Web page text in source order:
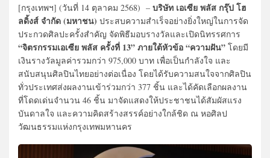
[กรุงเทพฯ] (วันที่ 14 ตุลาคม 2568) – บริษัท เอเซีย พลัส กรุ๊ป โฮ
ลดิ้งส์ จำกัด (มหาชน) ประสบความสำเร็จอย่างยิ่งใหญ่ในการจัด
ประกวดศิลปะครั้งสำคัญ จัดพิธีมอบรางวัลและเปิดนิทรรศการ
“จิตรกรรมเอเซีย พลัส ครั้งที่ 13” ภายใต้หัวข้อ “ความฝัน” โดยมี
เงินรางวัลมูลค่ารวมกว่า 975,000 บาท เพื่อเป็นกำลังใจ และ
สนับสนุนศิลปินไทยอย่างต่อเนื่อง โดยได้รับความสนใจจากศิลปิน
ทั่วประเทศส่งผลงานเข้าร่วมกว่า 377 ชิ้น และได้คัดเลือกผลงาน
ที่โดดเด่นจำนวน 46 ชิ้น มาจัดแสดงให้ประชาชนได้สัมผัสแรง
บันดาลใจ และความคิดสร้างสรรค์อย่างใกล้ชิด ณ หอศิลป
วัฒนธรรมแห่งกรุงเทพมหานคร